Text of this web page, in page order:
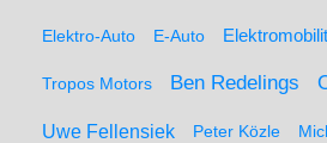
Elektro-Auto E-Auto
Tropos Motors Ben Redelings
Uwe Fellensiek Peter Közle